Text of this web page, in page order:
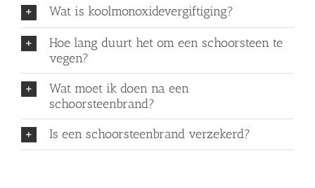
Wat is koolmonoxidevergiftiging?
Hoe lang duurt het om een schoorsteen te
vegen?
Wat moet ik doen na een
schoorsteenbrand?
Is een schoorsteenbrand verzekerd?